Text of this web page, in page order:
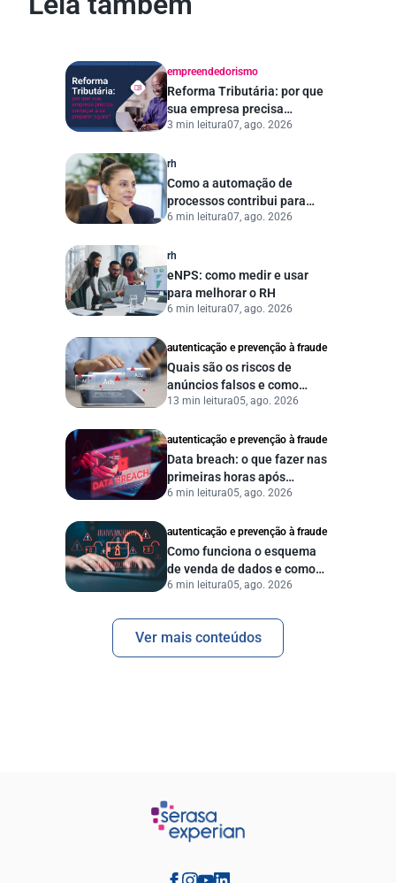
empreendedorismo
Reforma Tributária: por que
sua empresa precisa
começar a se preparar
3 min leitura07, ago. 2026
rh
Como a automação de
processos contribui para
uma gestão pública mais
6 min leitura07, ago. 2026
rh
eNPS: como medir e usar
para melhorar o RH
6 min leitura07, ago. 2026
autenticação e prevenção à fraude
Quais são os riscos de
anúncios falsos e como
proteger seu negócio?
13 min leitura05, ago. 2026
autenticação e prevenção à fraude
Data breach: o que fazer nas
primeiras horas após
vazamento de dados?
6 min leitura05, ago. 2026
autenticação e prevenção à fraude
Como funciona o esquema
de venda de dados e como
proteger sua empresa?
6 min leitura05, ago. 2026
Ver mais conteúdos